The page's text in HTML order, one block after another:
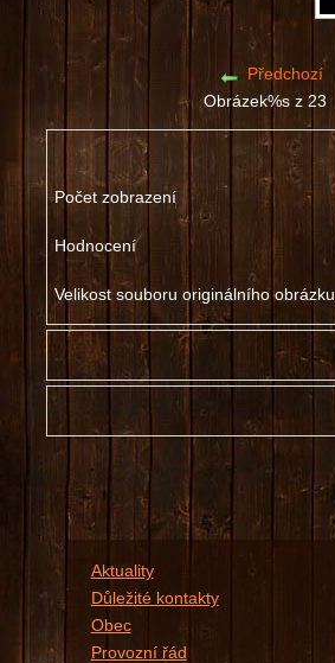
Předchozí
Obrázek%s z 23
Počet zobrazení
Hodnocení
Velikost souboru originálního obrázku
Prosím, přihlašte se ...
Aktuality
Důležité kontakty
Obec
Provozní řád